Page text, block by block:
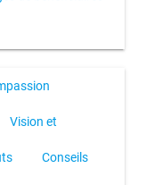
Vision et
Conseils